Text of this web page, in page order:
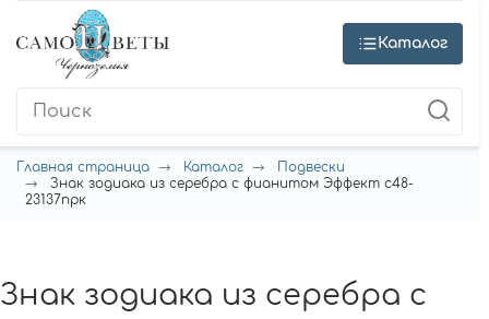
Каталог
Главная страница Каталог
Подвески
Знак зодиака из серебра с фианитом Эффект с48-
23137прк
Знак зодиака из серебра с